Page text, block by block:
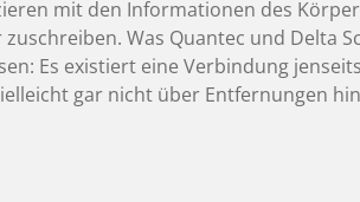
mit den Informationen des
Was Quantec und Delta
Es existiert eine Verbindung
gar nicht über Entfernungen